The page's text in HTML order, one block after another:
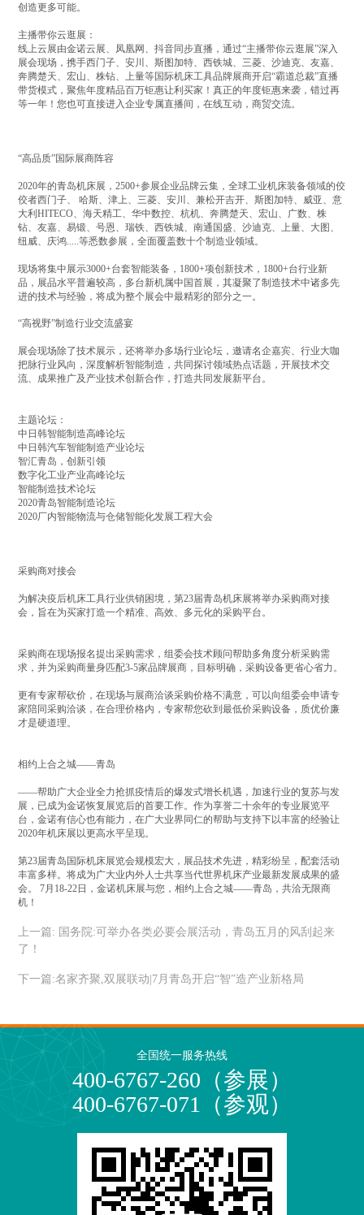
创造更多可能。
主播带你云逛展：
线上云展由金诺云展、凤凰网、抖音同步直播，通过“主播带你云逛展”深入
展会现场，携手西门子、安川、斯图加特、西铁城、三菱、沙迪克、友嘉、
奔腾楚天、宏山、株钻、上量等国际机床工具品牌展商开启“霸道总裁”直播
带货模式，聚焦年度精品百万钜惠让利买家！真正的年度钜惠来袭，错过再
等一年！您也可直接进入企业专属直播间，在线互动，商贸交流。
“高品质”国际展商阵容
2020年的青岛机床展，2500+参展企业品牌云集，全球工业机床装备领域的佼
佼者西门子、 哈斯、津上、三菱、安川、兼松开吉开、斯图加特、威亚、意
大利HITECO、海天精工、华中数控、杭机、奔腾楚天、宏山、广数、株
钻、友嘉、易锻、号恩、瑞铁、西铁城、南通国盛、沙迪克、上量、大图、
纽威、庆鸿.....等悉数参展，全面覆盖数十个制造业领域。
现场将集中展示3000+台套智能装备，1800+项创新技术，1800+台行业新
品，展品水平普遍较高，多台新机属中国首展，其凝聚了制造技术中诸多先
进的技术与经验，将成为整个展会中最精彩的部分之一。
“高视野”制造行业交流盛宴
展会现场除了技术展示，还将举办多场行业论坛，邀请名企嘉宾、行业大咖
把脉行业风向，深度解析智能制造，共同探讨领域热点话题，开展技术交
流、成果推广及产业技术创新合作，打造共同发展新平台。
主题论坛：
中日韩智能制造高峰论坛
中日韩汽车智能制造产业论坛
智汇青岛，创新引领
数字化工业产业高峰论坛
智能制造技术论坛
2020青岛智能制造论坛
2020厂内智能物流与仓储智能化发展工程大会
采购商对接会
为解决疫后机床工具行业供销困境，第23届青岛机床展将举办采购商对接
会，旨在为买家打造一个精准、高效、多元化的采购平台。
采购商在现场报名提出采购需求，组委会技术顾问帮助多角度分析采购需
求，并为采购商量身匹配3-5家品牌展商，目标明确，采购设备更省心省力。
更有专家帮砍价，在现场与展商洽谈采购价格不满意，可以向组委会申请专
家陪同采购洽谈，在合理价格内，专家帮您砍到最低价采购设备，质优价廉
才是硬道理。
相约上合之城——青岛
——帮助广大企业全力抢抓疫情后的爆发式增长机遇，加速行业的复苏与发
展，已成为金诺恢复展览后的首要工作。作为享誉二十余年的专业展览平
台，金诺有信心也有能力，在广大业界同仁的帮助与支持下以丰富的经验让
2020年机床展以更高水平呈现。
第23届青岛国际机床展览会规模宏大，展品技术先进，精彩纷呈，配套活动
丰富多样。将成为广大业内外人士共享当代世界机床产业最新发展成果的盛
会。 7月18-22日，金诺机床展与您，相约上合之城——青岛，共洽无限商
机！
上一篇: 国务院:可举办各类必要会展活动，青岛五月的风刮起来
了！
下一篇:名家齐聚,双展联动|7月青岛开启“智”造产业新格局
全国统一服务热线
400-6767-260（参展）
400-6767-071（参观）